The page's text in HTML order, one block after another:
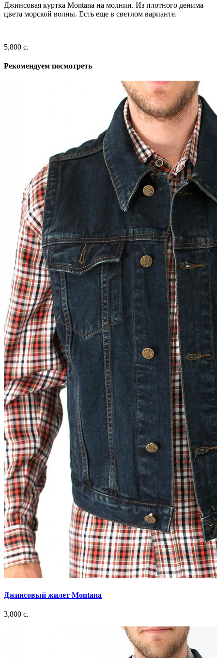
Джинсовая куртка Montana на молнии. Из плотного денима
цвета морской волны. Есть еще в светлом варианте.
5,800 c.
Рекомендуем посмотреть
Джинсовый жилет Montana
3,800 c.